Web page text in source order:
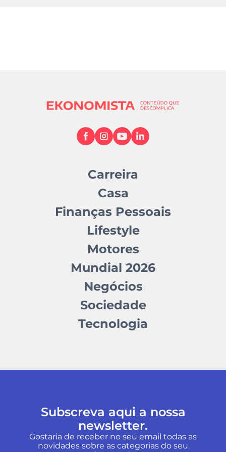
Carreira
Casa
Finanças Pessoais
Lifestyle
Motores
Mundial 2026
Negócios
Sociedade
Tecnologia
Subscreva aqui a nossa
newsletter.
Gostaria de receber no seu email todas as
novidades sobre as categorias do seu